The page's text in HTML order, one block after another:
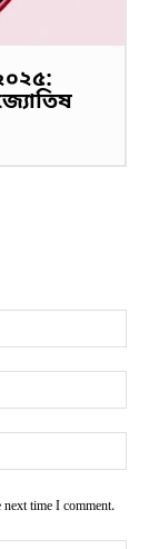
time I comment.